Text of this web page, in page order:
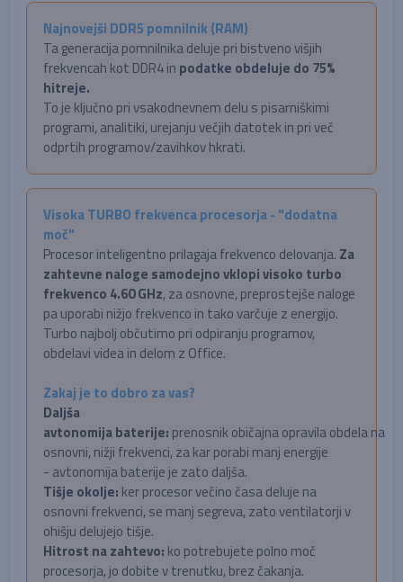
Najnovejši DDR5 pomnilnik (RAM)
Ta generacija pomnilnika deluje pri bistveno višjih
frekvencah kot DDR4 in podatke obdeluje do 75%
hitreje.
To je ključno pri vsakodnevnem delu s pisarniškimi
programi, analitiki, urejanju večjih datotek in pri več
odprtih programov/zavihkov hkrati.
Visoka TURBO frekvenca procesorja - "dodatna
moč"
Procesor inteligentno prilagaja frekvenco delovanja. Za
zahtevne naloge samodejno vklopi visoko turbo
frekvenco 4.60 GHz, za osnovne, preprostejše naloge
pa uporabi nižjo frekvenco in tako varčuje z energijo.
Turbo najbolj občutimo pri odpiranju programov,
obdelavi videa in delom z Office.
Zakaj je to dobro za vas?
Daljša
avtonomija baterije: prenosnik običajna opravila obdela na
osnovni, nižji frekvenci, za kar porabi manj energije
- avtonomija baterije je zato daljša.
Tišje okolje: ker procesor večino časa deluje na
osnovni frekvenci, se manj segreva, zato ventilatorji v
ohišju delujejo tišje.
Hitrost na zahtevo: ko potrebujete polno moč
procesorja, jo dobite v trenutku, brez čakanja.